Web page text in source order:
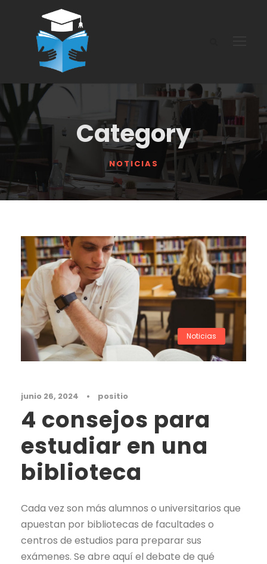
Category
NOTICIAS
Noticias
junio 26, 2024 • positio
4 consejos para
estudiar en una
biblioteca
Cada vez son más alumnos o universitarios que
apuestan por bibliotecas de facultades o
centros de estudios para preparar sus
exámenes. Se abre aquí el debate de qué